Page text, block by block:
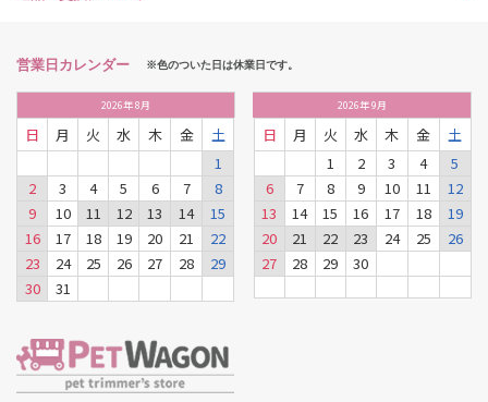
営業日カレンダー ※色のついた日は休業日です。
2026年8月
日 月 火 水 木 金
土
1
2
3 4 5 6 7
8
9
10 11 12 13 14
15
16
17 18 19 20 21
22
23
24 25 26 27 28
29
30
31
2026年9月
日 月 火 水 木 金
土
1
2 3 4
5
6
7 8 9 10 11
12
13
14 15 16 17 18
19
20
21 22 23 24 25
26
27
28 29 30